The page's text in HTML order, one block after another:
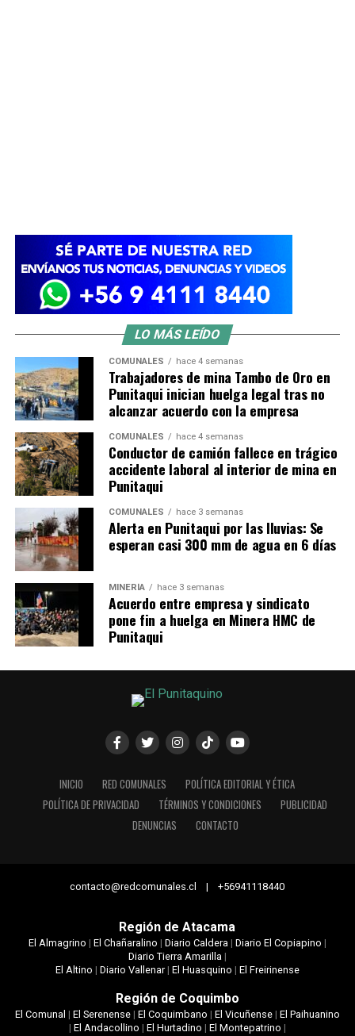
LO MÁS LEÍDO
COMUNALES hace 4 semanas
Trabajadores de mina Tambo de Oro en
Punitaqui inician huelga legal tras no
alcanzar acuerdo con la empresa
COMUNALES hace 4 semanas
Conductor de camión fallece en trágico
accidente laboral al interior de mina en
Punitaqui
COMUNALES hace 3 semanas
Alerta en Punitaqui por las lluvias: Se
esperan casi 300 mm de agua en 6 días
MINERÍA hace 3 semanas
Acuerdo entre empresa y sindicato
pone fin a huelga en Minera HMC de
Punitaqui
INICIO RED COMUNALES
POLÍTICA EDITORIAL Y ÉTICA
POLÍTICA DE PRIVACIDAD
TÉRMINOS Y CONDICIONES
PUBLICIDAD
DENUNCIAS
CONTACTO
contacto@redcomunales.cl | +56941118440
Región de Atacama
El Almagrino | El Chañaralino | Diario Caldera | Diario El Copiapino |
Diario Tierra Amarilla |
El Altino | Diario Vallenar| El Huasquino | El Freirinense
Región de Coquimbo
El Comunal | El Serenense| El Coquimbano | El Vicuñense| El Paihuanino
| El Andacollino | El Hurtadino | El Montepatrino |